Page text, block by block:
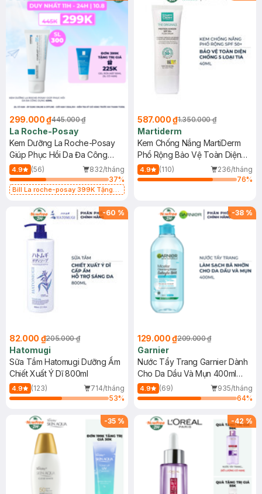
299.000 ₫445.000 ₫
La Roche-Posay
Kem Dưỡng La Roche-Posay
Giúp Phục Hồi Da Đa Công
Dụng 40ml
4.9 (56)
832/tháng
37%
Bill La roche-posay 399K Tặng
(SL có hạn)
587.000 ₫1.350.000 ₫
Martiderm
Kem Chống Nắng MartiDerm
Phổ Rộng Bảo Vệ Toàn Diện
40ml
4.9 (110)
236/tháng
76%
-60 %
82.000 ₫205.000 ₫
Hatomugi
Sữa Tắm Hatomugi Dưỡng Ẩm
Chiết Xuất Ý Dĩ 800ml
4.9 (123)
714/tháng
53%
-38 %
129.000 ₫209.000 ₫
Garnier
Nước Tẩy Trang Garnier Dành
Cho Da Dầu Và Mụn 400ml
(Mới)
4.9 (69)
935/tháng
64%
-35 % -42 %